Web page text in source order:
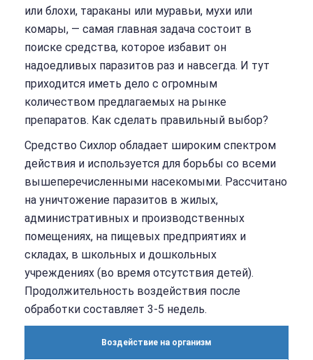
или блохи, тараканы или муравьи, мухи или
комары, — самая главная задача состоит в
поиске средства, которое избавит он
надоедливых паразитов раз и навсегда. И тут
приходится иметь дело с огромным
количеством предлагаемых на рынке
препаратов. Как сделать правильный выбор?
Средство Сихлор обладает широким спектром
действия и используется для борьбы со всеми
вышеперечисленными насекомыми. Рассчитано
на уничтожение паразитов в жилых,
административных и производственных
помещениях, на пищевых предприятиях и
складах, в школьных и дошкольных
учреждениях (во время отсутствия детей).
Продолжительность воздействия после
обработки составляет 3-5 недель.
Воздействие на организм